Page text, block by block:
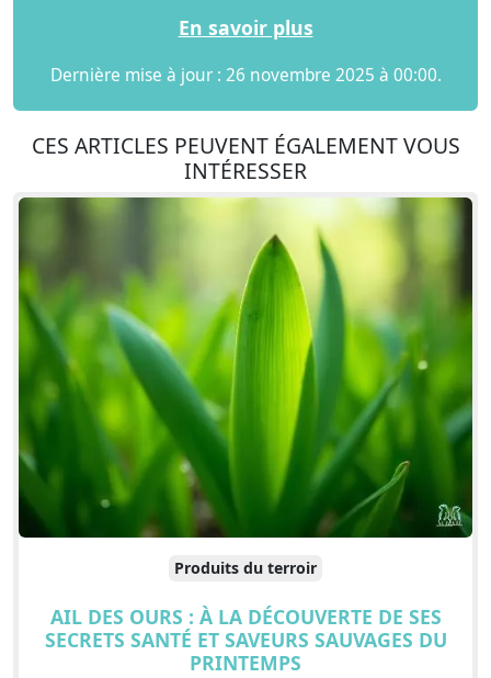
En savoir plus
Dernière mise à jour : 26 novembre 2025 à 00:00.
CES ARTICLES PEUVENT ÉGALEMENT VOUS
INTÉRESSER
Produits du terroir
AIL DES OURS : À LA DÉCOUVERTE DE SES
SECRETS SANTÉ ET SAVEURS SAUVAGES DU
PRINTEMPS